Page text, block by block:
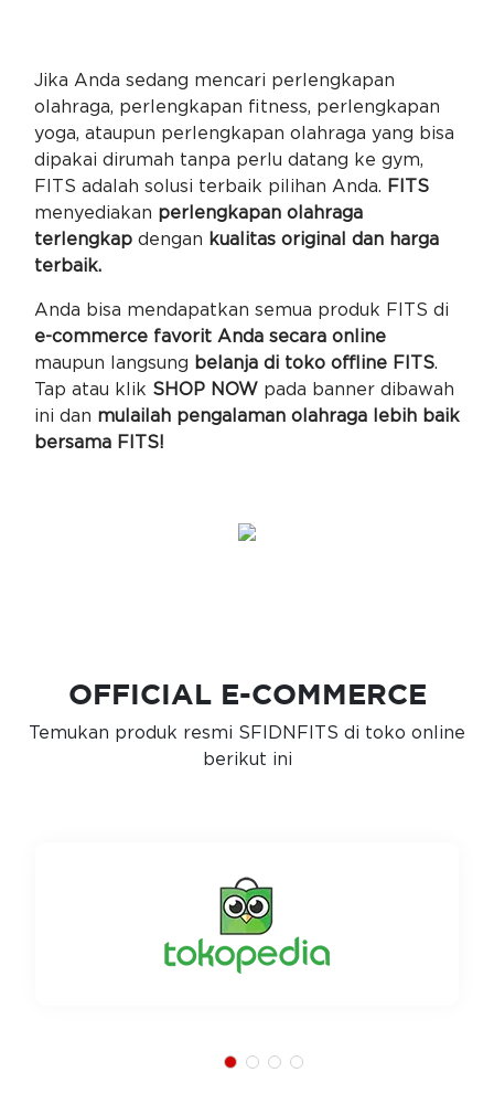
Jika Anda sedang mencari perlengkapan
olahraga, perlengkapan fitness, perlengkapan
yoga, ataupun perlengkapan olahraga yang bisa
dipakai dirumah tanpa perlu datang ke gym,
FITS adalah solusi terbaik pilihan Anda. FITS
menyediakan perlengkapan olahraga
terlengkapdengan kualitas original dan harga
terbaik.
Anda bisa mendapatkan semua produk FITS di
e-commerce favorit Anda secara online
maupun langsung belanja di toko offline FITS.
Tap atau klik SHOP NOW pada banner dibawah
ini dan mulailah pengalaman olahraga lebih baik
bersama FITS!
OFFICIAL E-COMMERCE
Temukan produk resmi SFIDNFITS di toko online
berikut ini